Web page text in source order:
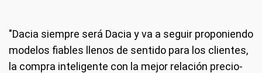
"Dacia siempre será Dacia y va a seguir proponiendo
modelos fiables llenos de sentido para los clientes,
la compra inteligente con la mejor relación precio-